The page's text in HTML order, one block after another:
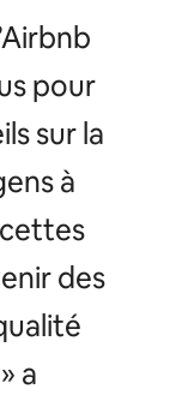
pour
sur la
à
des
a